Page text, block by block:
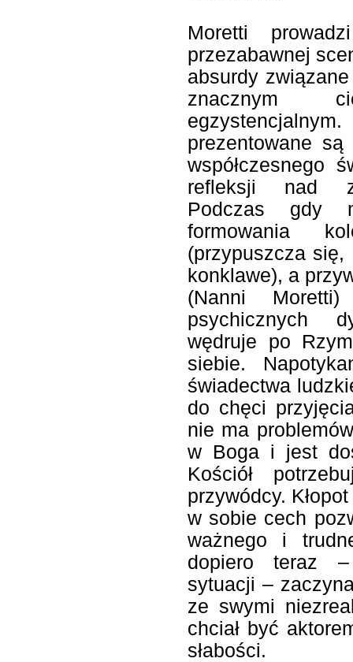
Moretti
przezabawnej
absurdy
znacznym
prezentowane
współczesnego
refleksji nad
Podczas gdy
formowania
(przypuszcza się,
konklawe), a
(Nanni
psychicznych
wędruje po
siebie.
świadectwa
do chęci
nie ma
w Boga i jest
Kościół
przywódcy.
w sobie cech
ważnego i
dopiero teraz
sytuacji –
ze swymi
chciał być
słabości.